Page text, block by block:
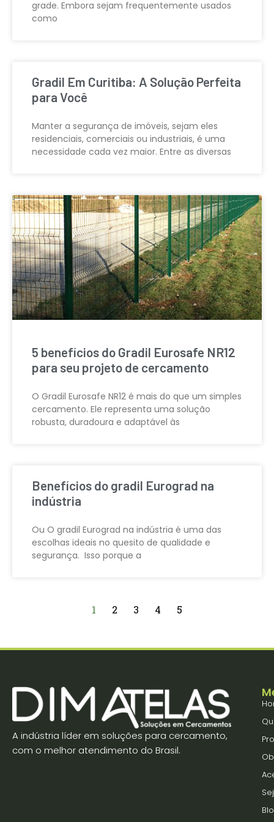
grade. Embora sejam frequentemente usados
como
Gradil Em Curitiba: A Solução Perfeita
para Você
Manter a segurança de imóveis, sejam eles
residenciais, comerciais ou industriais, é uma
necessidade cada vez maior. Entre as diversas
5 benefícios do Gradil Eurosafe NR12
para seu projeto de cercamento
O Gradil Eurosafe NR12 é mais do que um simples
cercamento. Ele representa uma solução
robusta, duradoura e adaptável às
Benefícios do gradil Eurograd na
indústria
Ou O gradil Eurograd na indústria é uma das
escolhas ideais no quesito de qualidade e
segurança. Isso porque a
1 2 3 4 5
A indústria líder em soluções para cercamento,
com o melhor atendimento do Brasil.